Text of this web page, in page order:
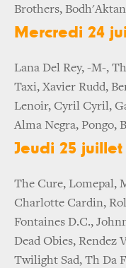
Brothers, Bodh'Aktan
Mercredi 24
Lana Del Rey, -M-,
Taxi, Xavier Rudd,
Lenoir, Cyril Cyril,
Alma Negra, Pongo,
Jeudi 25 juillet
The Cure, Lomepal,
Charlotte Cardin,
Fontaines D.C.,
Dead Obies, Rendez
Twilight Sad, Th Da